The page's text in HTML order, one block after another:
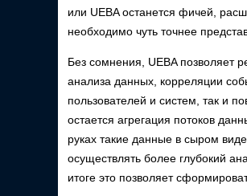
или UEBA останется фичей,
необходимо чуть точнее
Без сомнения, UEBA позволяет
анализа данных, корреляции
пользователей и систем, так и
остается агрегация потоков
руках такие данные в сыром
осуществлять более глубокий
итоге это позволяет